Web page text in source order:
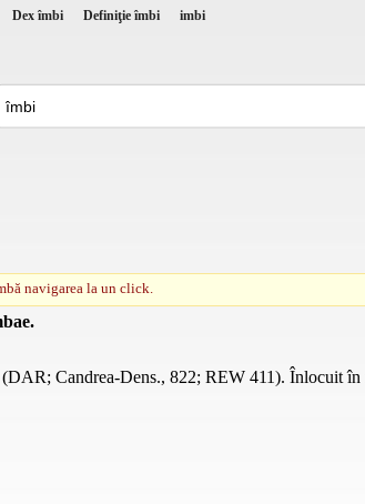
Dex îmbi Definiţie îmbi imbi
navigarea la un click.
(DAR; Candrea-Dens., 822; REW 411). Înlocuit în